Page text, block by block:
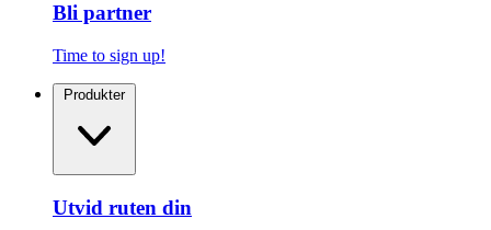
Bli partner
Time to sign up!
Produkter
Utvid ruten din